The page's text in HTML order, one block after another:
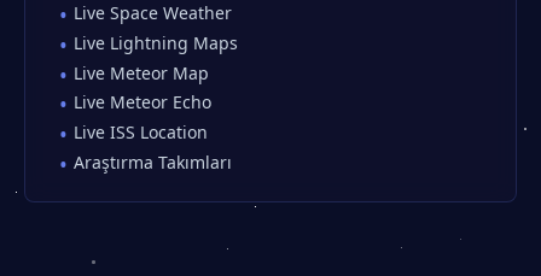
Live Space Weather
Live Lightning Maps
Live Meteor Map
Live Meteor Echo
Live ISS Location
Araştırma Takımları